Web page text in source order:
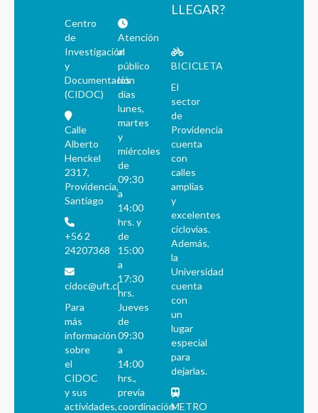
Centro
de
Investigación
y
Documentación
(CIDOC)
Calle
Alberto
Henckel
2317,
Providencia,
Santiago
+56 2
24207368
cidoc@uft.cl
Para
más
información
sobre
el
CIDOC
y sus
actividades,
Atención
al
público
los
días
lunes,
martes
y
miércoles
de
09:30
a
14:00
hrs. y
de
15:00
a
17:30
hrs.
Jueves
de
09:30
a
14:00
hrs.,
previa
coordinación
LLEGAR?
BICICLETA
El
sector
de
Providencia
cuenta
con
calles
amplias
y
excelentes
ciclovías.
Además,
la
Universidad
cuenta
con
un
lugar
especial
para
dejarlas.
METRO